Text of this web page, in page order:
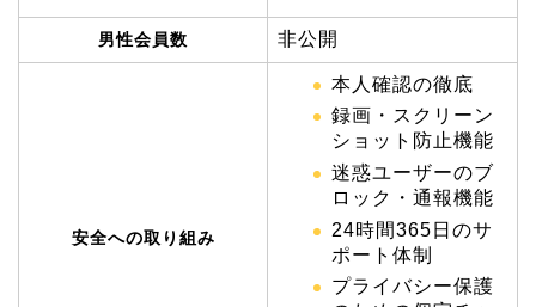
男性会員数 非公開
安全への取り組み
本人確認の徹底
録画・スクリーン
ショット防止機能
迷惑ユーザーのブ
ロック・通報機能
24時間365日のサ
ポート体制
プライバシー保護